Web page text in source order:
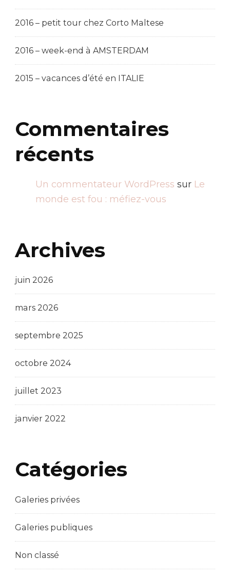
2016 – petit tour chez Corto Maltese
2016 – week-end à AMSTERDAM
2015 – vacances d’été en ITALIE
Commentaires
récents
Un commentateur WordPress sur Le
monde est fou : méfiez-vous
Archives
juin 2026
mars 2026
septembre 2025
octobre 2024
juillet 2023
janvier 2022
Catégories
Galeries privées
Galeries publiques
Non classé